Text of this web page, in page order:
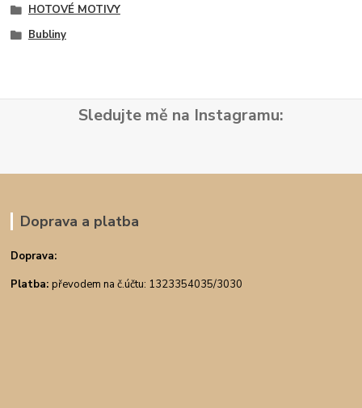
HOTOVÉ MOTIVY
Bubliny
Sledujte mě na Instagramu:
Doprava a platba
Doprava:
Platba:převodem na č.účtu: 1323354035/3030